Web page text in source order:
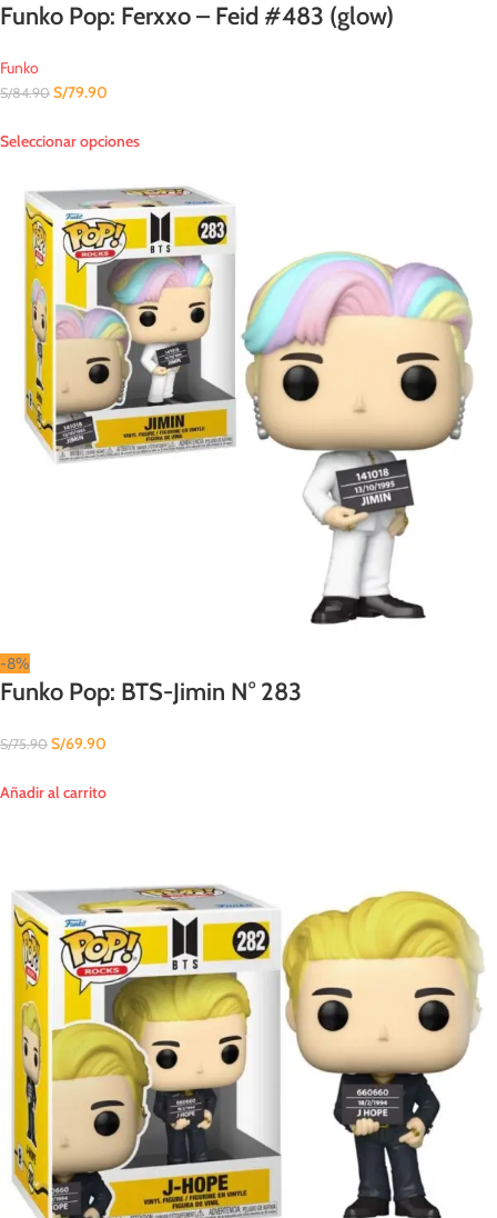
Funko Pop: Ferxxo – Feid #483 (glow)
Funko
S/84.90 S/79.90
Seleccionar opciones
-8%
Funko Pop: BTS-Jimin N° 283
S/75.90 S/69.90
Añadir al carrito